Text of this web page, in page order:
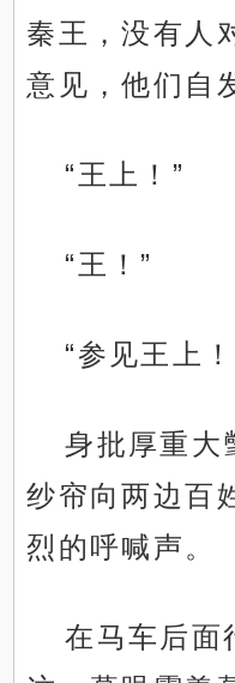
秦王，没有人
意见，他们自
“王上！”
“王！”
“参见王上！
身批厚重大
纱帘向两边百
烈的呼喊声。
在马车后面